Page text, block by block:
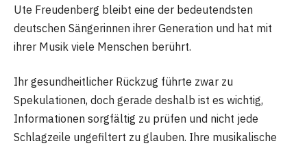
Ute Freudenberg bleibt eine der bedeutendsten
deutschen Sängerinnen ihrer Generation und hat mit
ihrer Musik viele Menschen berührt.
Ihr gesundheitlicher Rückzug führte zwar zu
Spekulationen, doch gerade deshalb ist es wichtig,
Informationen sorgfältig zu prüfen und nicht jede
Schlagzeile ungefiltert zu glauben. Ihre musikalische